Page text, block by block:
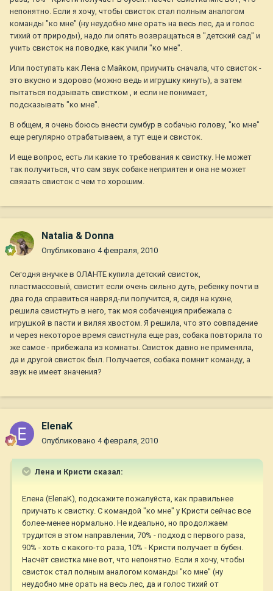
непонятно. Если я хочу, чтобы свисток стал полным аналогом
команды "ко мне" (ну неудобно мне орать на весь лес, да и голос
тихий от природы), надо ли опять возвращаться в "детский сад" и
учить свисток на поводке, как учили "ко мне".
Или поступать как Лена с Майком, приучить сначала, что свисток -
это вкусно и здорово (можно ведь и игрушку кинуть), а затем
пытаться подзывать свистком , и если не понимает,
подсказывать "ко мне".
В общем, я очень боюсь внести сумбур в собачью голову, "ко мне"
еще регулярно отрабатываем, а тут еще и свисток.
И еще вопрос, есть ли какие то требования к свистку. Не может
так получиться, что сам звук собаке неприятен и она не может
связать свисток с чем то хорошим.
Natalia & Donna
Опубликовано 4 февраля, 2010
Сегодня внучке в ОЛАНТЕ купила детский свисток,
пластмассовый, свистит если очень сильно дуть, ребенку почти в
два года справиться навряд-ли получится, я, сидя на кухне,
решила свистнуть в него, так моя собаченция прибежала с
игрушкой в пасти и виляя хвостом. Я решила, что это совпадение
и через некоторое время свистнула еще раз, собака повторила то
же самое - прибежала из комнаты. Свисток давно не применяла,
да и другой свисток был. Получается, собака помнит команду, а
звук не имеет значения?
ElenaK
Опубликовано 4 февраля, 2010
Лена и Кристи сказал:
Елена (ElenaK), подскажите пожалуйста, как правильнее
приучать к свистку. С командой "ко мне" у Кристи сейчас все
более-менее нормально. Не идеально, но продолжаем
трудится в этом направлении, 70% - подход с первого раза,
90% - хоть с какого-то раза, 10% - Кристи получает в бубен.
Насчёт свистка мне вот, что непонятно. Если я хочу, чтобы
свисток стал полным аналогом команды "ко мне" (ну
неудобно мне орать на весь лес, да и голос тихий от